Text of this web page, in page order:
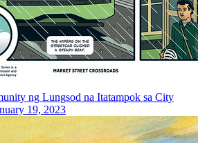
ng Lungsod na Itatampok sa City
19, 2023